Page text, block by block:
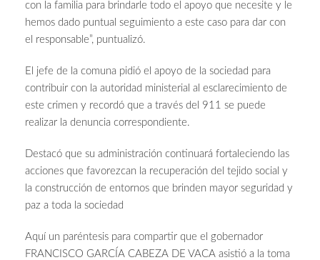
con la familia para brindarle todo el apoyo que necesite y le
hemos dado puntual seguimiento a este caso para dar con
el responsable”, puntualizó.
El jefe de la comuna pidió el apoyo de la sociedad para
contribuir con la autoridad ministerial al esclarecimiento de
este crimen y recordó que a través del 911 se puede
realizar la denuncia correspondiente.
Destacó que su administración continuará fortaleciendo las
acciones que favorezcan la recuperación del tejido social y
la construcción de entornos que brinden mayor seguridad y
paz a toda la sociedad
Aquí un paréntesis para compartir que el gobernador
FRANCISCO GARCÍA CABEZA DE VACA asistió a la toma